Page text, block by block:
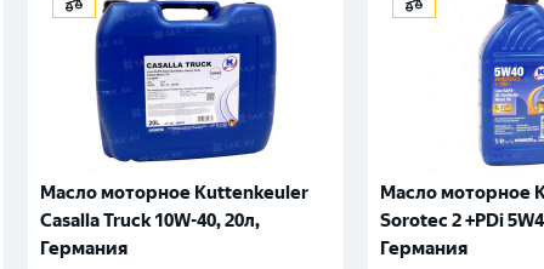
Масло моторное Kuttenkeuler
Casalla Truck 10W-40, 20л,
Германия
Масло моторное
Sorotec 2 +PDi
Германия